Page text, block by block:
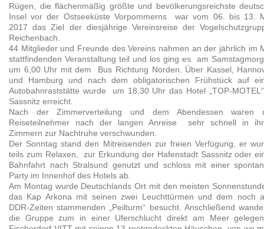
Rügen, die flächenmäßig größte und bevölkerungsreichste
Insel vor der Ostseeküste Vorpommerns war vom 06. bis 13.
2017 das Ziel der diesjährige Vereinsreise der
Reichenbach.
44 Mitglieder und Freunde des Vereins nahmen an der jährlich im
stattfindenden Veranstaltung teil und los ging es am
um 6,00 Uhr mit dem Bus Richtung Norden. Über Kassel,
und Hamburg und nach dem obligatorischen Frühstück auf
Autobahnraststätte wurde um 18,30 Uhr das Hotel „TOP-
Sassnitz erreicht.
Nach der Zimmerverteilung und dem Abendessen waren
Reiseteilnehmer nach der langen Anreise sehr schnell in
Zimmern zur Nachtruhe verschwunden.
Der Sonntag stand den Mitreisenden zur freien Verfügung, er
teils zum Relaxen, zur Erkundung der Hafenstadt Sassnitz oder
Bahnfahrt nach Stralsund genutzt und schloss mit einer
Party im Innenhof des Hotels ab.
Am Montag wurde Deutschlands Ort mit den meisten
das Kap Arkona mit seinen zwei Leuchttürmen und dem noch
DDR-Zeiten stammenden „Peilturm“ besucht. Anschließend
die Gruppe zum in einer Uferschlucht direkt am Meer